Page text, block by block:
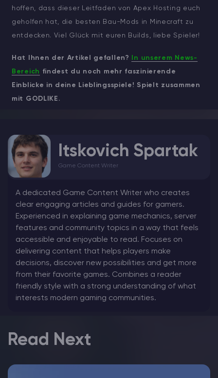
hoffen, dass dieser Leitfaden von Apex Hosting euch
geholfen hat, die besten Bau-Mods in Minecraft zu
entdecken. Viel Glück mit euren Builds, liebe Spieler!
Hat Ihnen der Artikel gefallen?
In unserem News-
Bereich findest du noch mehr faszinierende
Einblicke in deine Lieblingsspiele! Spielt zusammen
mit GODLIKE.
Itskovich Spartak
Game Content Writer
A dedicated Game Content Writer who creates
clear engaging articles and guides for gamers.
Experienced in explaining game mechanics, server
features and community topics in a way that feels
accessible and enjoyable to read. Focuses on
delivering content that helps players make
decisions, discover new possibilities and get more
from their favorite games. Combines a reader
friendly style with a strong understanding of what
interests modern gaming communities.
Read Next